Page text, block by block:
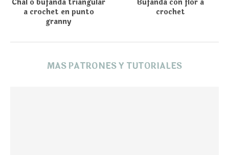
Chal o bufanda triangular
a crochet en punto
granny
Bufanda con flor a
crochet
MAS PATRONES Y TUTORIALES